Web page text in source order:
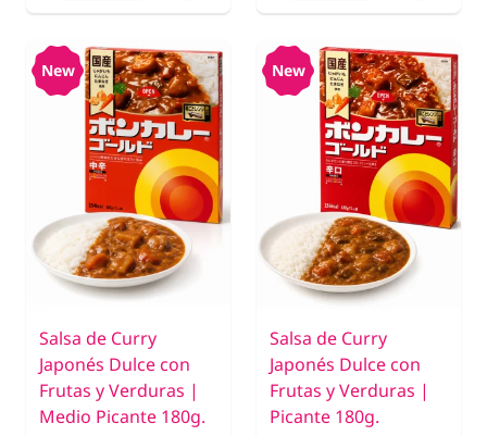
New
Salsa de Curry
Japonés Dulce con
Frutas y Verduras |
Medio Picante 180g.
New
Salsa de Curry
Japonés Dulce con
Frutas y Verduras |
Picante 180g.